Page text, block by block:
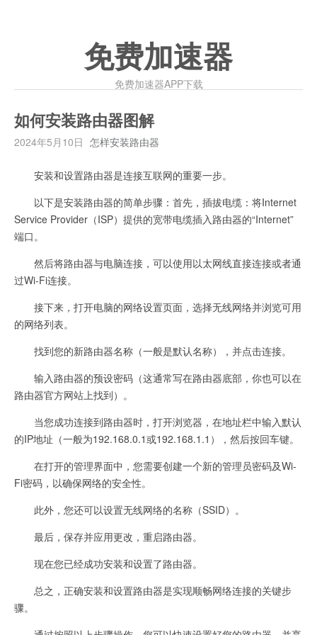
免费加速器
免费加速器APP下载
如何安装路由器图解
2024年5月10日 怎样安装路由器
安装和设置路由器是连接互联网的重要一步。
以下是安装路由器的简单步骤：首先，插拔电缆：将Internet
Service Provider（ISP）提供的宽带电缆插入路由器的“Internet”
端口。
然后将路由器与电脑连接，可以使用以太网线直接连接或者通
过Wi-Fi连接。
接下来，打开电脑的网络设置页面，选择无线网络并浏览可用
的网络列表。
找到您的新路由器名称（一般是默认名称），并点击连接。
输入路由器的预设密码（这通常写在路由器底部，你也可以在
路由器官方网站上找到）。
当您成功连接到路由器时，打开浏览器，在地址栏中输入默认
的IP地址（一般为192.168.0.1或192.168.1.1），然后按回车键。
在打开的管理界面中，您需要创建一个新的管理员密码及Wi-
Fi密码，以确保网络的安全性。
此外，您还可以设置无线网络的名称（SSID）。
最后，保存并应用更改，重启路由器。
现在您已经成功安装和设置了路由器。
总之，正确安装和设置路由器是实现顺畅网络连接的关键步
骤。